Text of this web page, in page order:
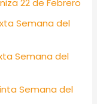
22 de Febrero
Semana del
Semana del
Semana del